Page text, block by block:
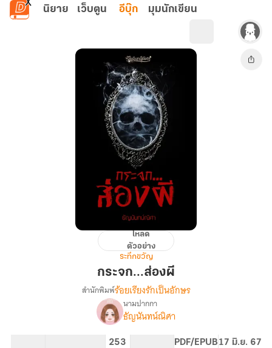
ข้ามไปยังเนื้อหาหลัก
นิยาย เว็บตูน อีบุ๊ก มุมนักเขียน
กระจก...ส่อง
โหลด
ตัวอย่าง
ระทึกขวัญ
กระจก...ส่องผี
เรื่อง[มี
E-
สำนักพิมพ์ร้อยเรียงรักเป็นอักษร
นามปากกา
ธัญนันทน์ณิศา
253 PDF/EPUB17 มิ.ย. 67